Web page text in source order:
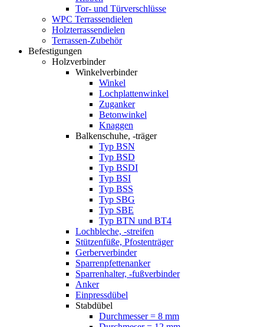
Tor- und Türverschlüsse
WPC Terrassendielen
Holzterrassendielen
Terrassen-Zubehör
Befestigungen
Holzverbinder
Winkelverbinder
Winkel
Lochplattenwinkel
Zuganker
Betonwinkel
Knaggen
Balkenschuhe, -träger
Typ BSN
Typ BSD
Typ BSDI
Typ BSI
Typ BSS
Typ SBG
Typ SBE
Typ BTN und BT4
Lochbleche, -streifen
Stützenfüße, Pfostenträger
Gerberverbinder
Sparrenpfettenanker
Sparrenhalter, -fußverbinder
Anker
Einpressdübel
Stabdübel
Durchmesser = 8 mm